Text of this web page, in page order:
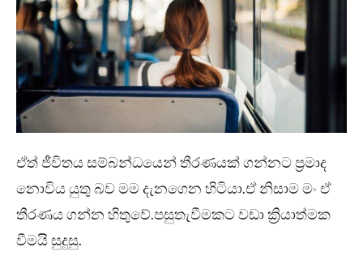
ඒත් ජීවිතය සම්බන්ධයෙන් තීරණයක් ගන්නට ප්‍රමාද
නොවිය යුතු බව මම දැනගෙන හිටියා.ඒ නිසාම මං ඒ
තීරණය ගන්න හිතුවේ.පසුතැවීමකට වඩා ක්‍රියාත්මක
වීමයි සුදුසු.